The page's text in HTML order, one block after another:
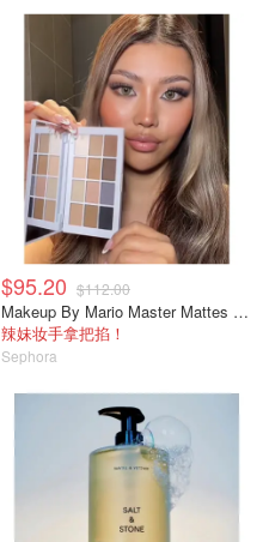
$95.20 $112.00
Makeup By Mario Master Mattes 中性眼影盘
辣妹妆手拿把掐！
Sephora